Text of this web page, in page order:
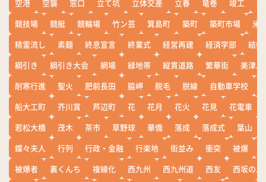
空港
空襲 窓口 立て坑 立体交差 立春 竜巻 竣工
競技場
競艇 競輪場 竹ン芸 箕島町 築町 築町市場
米
精霊流し
素麺 終息宣言 終業式 経営再建 経済学部
結婚
綱引き
綱引き大会 網場 緑地帯 縦貫道路 繁華街
美津島
耐寒行進
聖火 肥前長田 脇岬 脱毛 脱線 自動車学校
船大工町
芥川賞 芦辺町 花 花月 花火 花見 花電車
若松大橋
茂木 茶市 草野球 華僑 落成 落成式 葉山
蝶々夫人
行列 行政・金融 行楽地 街並み 衝突 被爆
被爆者
裏くんち 複線化 西九州 西九州道 西友
西坂の丘